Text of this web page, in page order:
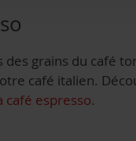
des grains du café
café italien.
café espresso.